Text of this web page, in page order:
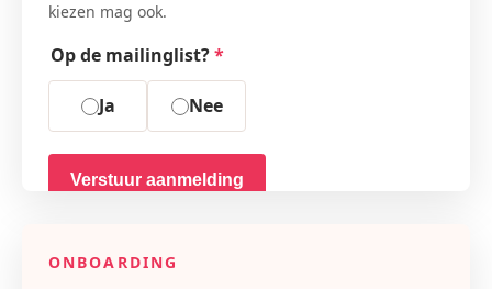
kiezen mag ook.
Op de mailinglist?*
Ja Nee
Verstuur aanmelding
ONBOARDING